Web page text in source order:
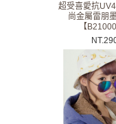
超受喜愛抗
尚金屬雷朋
【
NT.